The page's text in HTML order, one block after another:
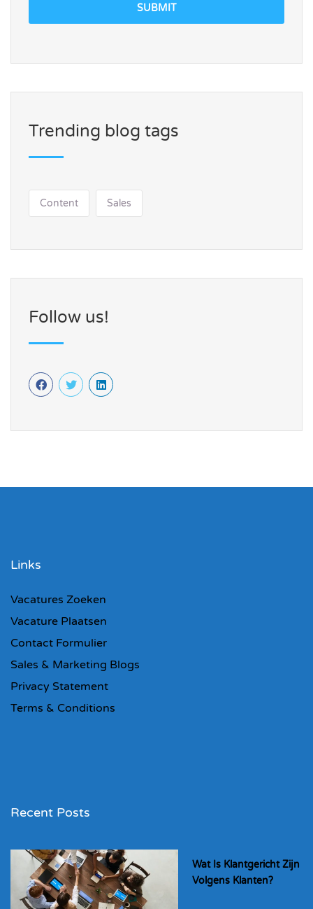
SUBMIT
Trending blog tags
Content Sales
Follow us!
Links
Vacatures Zoeken
Vacature Plaatsen
Contact Formulier
Sales & Marketing Blogs
Privacy Statement
Terms & Conditions
Recent Posts
Wat Is Klantgericht Zijn
Volgens Klanten?